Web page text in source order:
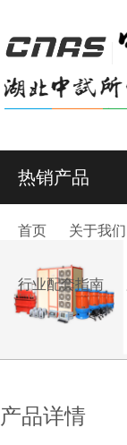
热销产品
首页 关于我们
行业配套指南
产品详情